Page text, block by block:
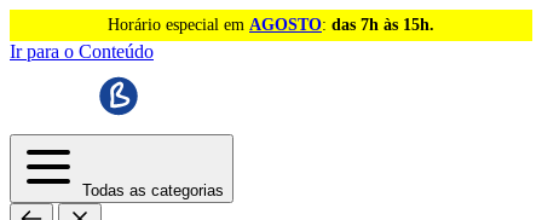
Horário especial em AGOSTO: das 7h às 15h.
Ir para o Conteúdo
Todas as categorias